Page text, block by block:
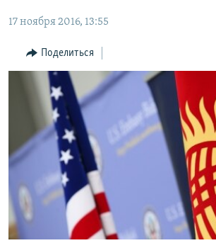
главной
навигации
Вернутся
ТАДЖИКИСТАН
ҚАЗАҚША
КЫРГЫЗЧА
ЎЗБЕКЧА
ТОҶИКӢ
TÜRKMENÇE
Все сайты РСЕ/РС
17 ноября 2016, 13:55
Поделиться